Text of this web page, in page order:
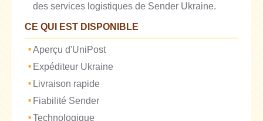
des services logistiques de Sender Ukraine.
CE QUI EST DISPONIBLE
Aperçu d'UniPost
Expéditeur Ukraine
Livraison rapide
Fiabilité Sender
Technologique